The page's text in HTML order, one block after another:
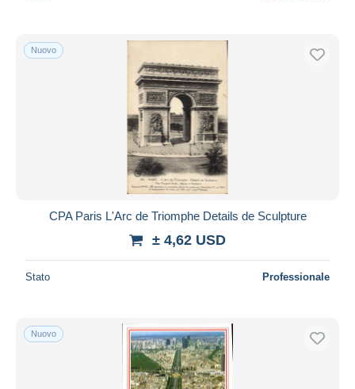
Nuovo
CPA Paris L'Arc de Triomphe Details de Sculpture
± 4,62 USD
Stato Professionale
Nuovo